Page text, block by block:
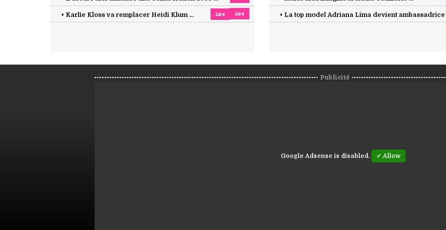
Lire
+ Karlie Kloss va remplacer Heidi Klum ... Lire + La top model Adriana Lima devient ambassadrice
Publicité
Google Adsense is disabled. ✓ Allow